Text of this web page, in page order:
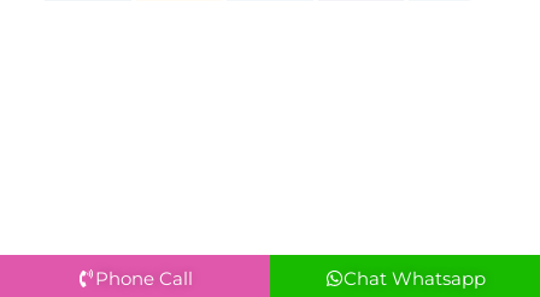
Phone Call Chat Whatsapp